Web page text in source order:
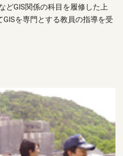
どGIS関係の科目を履修した上
を専門とする教員の指導を受